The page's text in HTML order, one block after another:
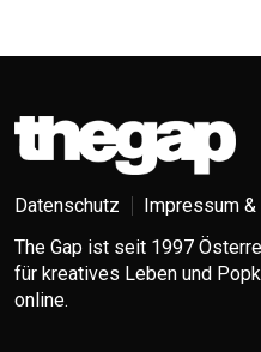
Datenschutz Impressum
The Gap ist seit 1997
für kreatives Leben und
online.